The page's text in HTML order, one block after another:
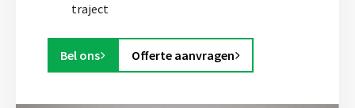
traject
Bel ons Offerte aanvragen